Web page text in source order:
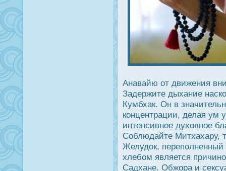
Анавайю от движения
Задержите дыхание
Кумбхак. Он в
концентрации, делая ум
интенсивное духовное
Соблюдайте Митхахару,
Желудοк,
хлебом является
Садхане. Обжора и